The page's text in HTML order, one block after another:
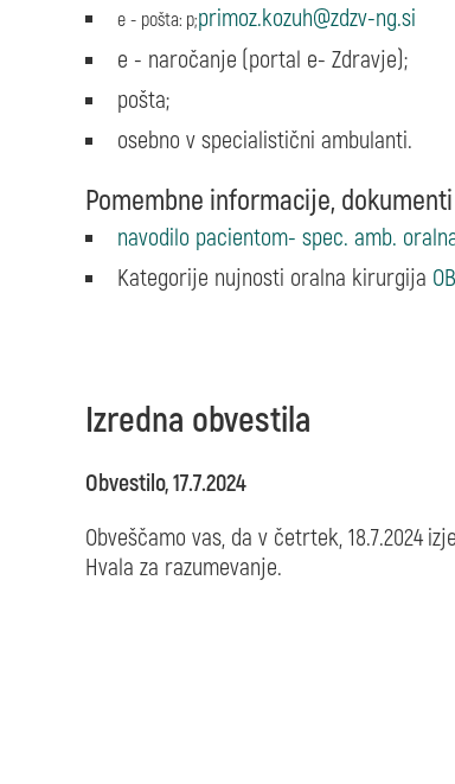
e - pošta: p;
e - naročanje (portal e- Zdravje);
pošta;
osebno v specialistični ambulanti.
Pomembne informacije,
navodilo pacientom- spec. amb.
Kategorije nujnosti oralna kirurgija
Izredna obvestila
Obvestilo, 17.7.2024
Obveščamo vas, da v četrtek, 18.7.2024
Hvala za razumevanje.